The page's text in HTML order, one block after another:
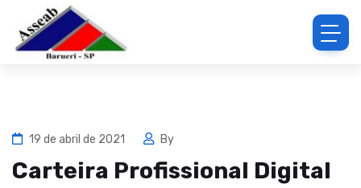
19 de abril de 2021 By
Carteira Profissional Digital